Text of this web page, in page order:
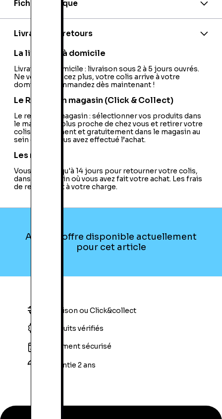
Fiche technique
Livraison et retours
La livraison à domicile
Livraison à domicile : livraison sous 2 à 5 jours ouvrés.
Ne vous déplacez plus, votre colis arrive à votre
domicile ! Commandez dès maintenant !
Le Retrait en magasin (Click & Collect)
Le retrait en magasin : sélectionner vos produits dans
le magasin le plus proche de chez vous et retirer votre
colis directement et gratuitement dans le magasin au
sein duquel vous avez effectué l’achat.
Les retours
Vous avez jusqu'à 14 jours pour retourner votre colis,
dans le magasin où vous avez fait votre achat. Les frais
de retour sont à votre charge.
Aucune offre disponible actuellement
pour cet article
Livraison ou Click&collect
Produits vérifiés
Paiement sécurisé
Garantie 2 ans